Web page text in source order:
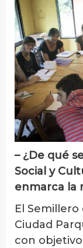
– ¿De qué
Social y
enmarca la
El Semillero
Ciudad
con